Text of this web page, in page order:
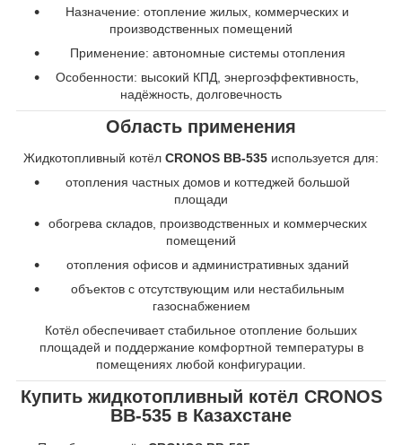
Назначение: отопление жилых, коммерческих и
производственных помещений
Применение: автономные системы отопления
Особенности: высокий КПД, энергоэффективность,
надёжность, долговечность
Область применения
Жидкотопливный котёл CRONOS BB-535 используется для:
отопления частных домов и коттеджей большой
площади
обогрева складов, производственных и коммерческих
помещений
отопления офисов и административных зданий
объектов с отсутствующим или нестабильным
газоснабжением
Котёл обеспечивает стабильное отопление больших
площадей и поддержание комфортной температуры в
помещениях любой конфигурации.
Купить жидкотопливный котёл CRONOS
BB-535 в Казахстане